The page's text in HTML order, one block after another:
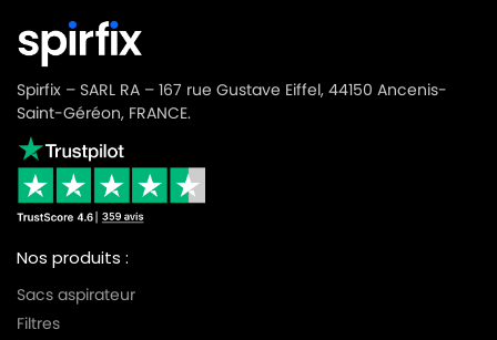
Spirfix – SARL RA – 167 rue Gustave Eiffel, 44150 Ancenis-
Saint-Géréon, FRANCE.
Nos produits :
Sacs aspirateur
Filtres